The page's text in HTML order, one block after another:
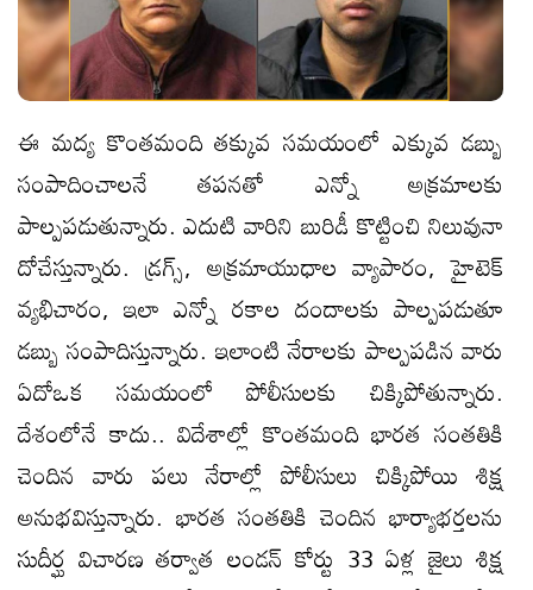
ఈ మద్య కొంతమంది తక్కువ సమయంలో ఎక్కువ డబ్బు
సంపాదించాలనే తపనతో ఎన్నో అక్రమాలకు
పాల్పపడుతున్నారు. ఎదుటి వారిని బురిడీ కొట్టించి నిలువునా
దోచేస్తున్నారు. డ్రగ్స్, అక్రమాయుధాల వ్యాపారం, హైటెక్
వ్యభిచారం, ఇలా ఎన్నో రకాల దందాలకు పాల్పపడుతూ
డబ్బు సంపాదిస్తున్నారు. ఇలాంటి నేరాలకు పాల్పపడిన వారు
ఏదోఒక సమయంలో పోలీసులకు చిక్కిపోతున్నారు.
దేశంలోనే కాదు.. విదేశాల్లో కొంతమంది భారత సంతతికి
చెందిన వారు పలు నేరాల్లో పోలీసులు చిక్కిపోయి శిక్ష
అనుభవిస్తున్నారు. భారత సంతతికి చెందిన భార్యాభర్తలను
సుదీర్ఘ విచారణ తర్వాత లండన్ కోర్టు 33 ఏళ్ల జైలు శిక్ష